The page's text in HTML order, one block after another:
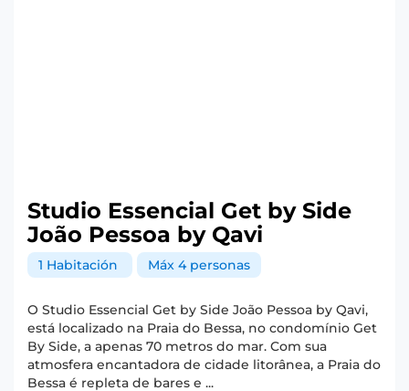
Studio Essencial Get by Side
João Pessoa by Qavi
1 Habitación Máx 4 personas
O Studio Essencial Get by Side João Pessoa by Qavi,
está localizado na Praia do Bessa, no condomínio Get
By Side, a apenas 70 metros do mar. Com sua
atmosfera encantadora de cidade litorânea, a Praia do
Bessa é repleta de bares e ...